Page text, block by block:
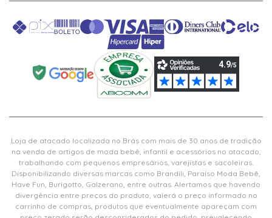
Loja de atacado localizada no Brás com mais de 30 anos de tradição
na venda de artigos de moda bebê, infantil e acessórios no atacado,
trabalhando com pequenos empresários, varejistas e sacoleiras.
Disponibilizando diversas marcas como Brandili, Paraíso Moda Bebê,
Have Fun, Burigotto, Galzerano, entre outras. Alertamos que havendo
divergência entre preços do produto, valerá o preço informado no
carrinho de compras, produtos que eventualmente apareçam com